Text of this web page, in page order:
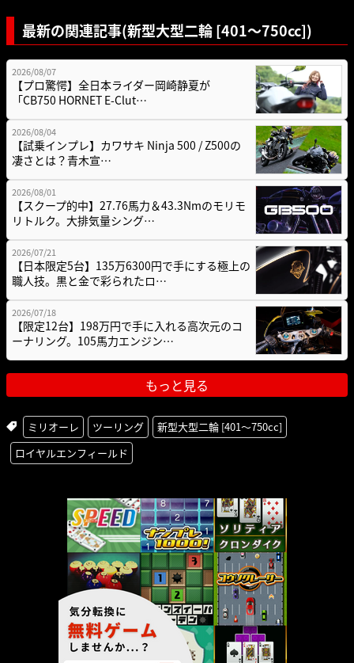
最新の関連記事(新型大型二輪 [401〜750cc])
2026/08/07
【プロ驚愕】全日本ライダー岡崎静夏が
「CB750 HORNET E-Clut…
2026/08/04
【試乗インプレ】カワサキ Ninja 500 / Z500の
凄さとは？青木宣…
2026/08/01
【スクープ的中】27.76馬力＆43.3Nmのモリモ
リトルク。大排気量シング…
2026/07/21
【日本限定5台】135万6300円で手にする極上の
職人技。黒と金で彩られたロ…
2026/07/18
【限定12台】198万円で手に入れる高次元のコ
ーナリング。105馬力エンジン…
もっと見る
ミリオーレ ツーリング
新型大型二輪 [401〜750cc]
ロイヤルエンフィールド